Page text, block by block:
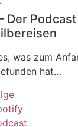
Der
was zum
hat…